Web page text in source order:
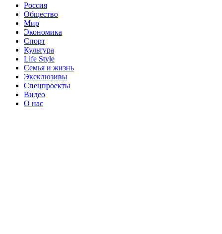
Россия
Общество
Мир
Экономика
Спорт
Культура
Life Style
Семья и жизнь
Эксклюзивы
Спецпроекты
Видео
О нас